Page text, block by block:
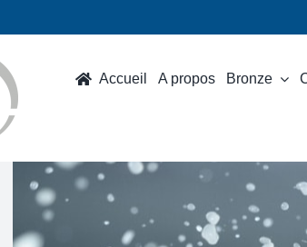
Accueil A propos Bronze